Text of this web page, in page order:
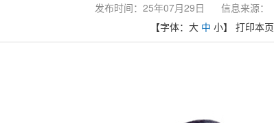
发布时间：25年07月29日 信息来源：
【字体： 大 中 小】 打印本页